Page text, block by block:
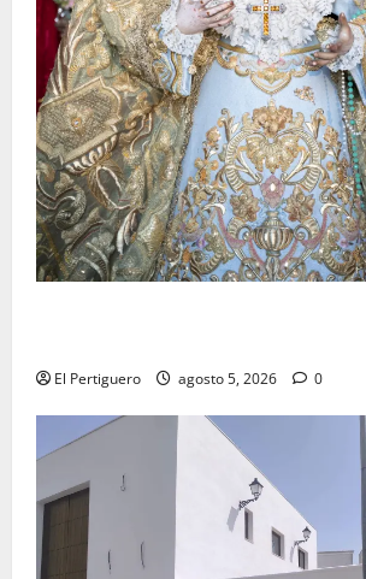
El Pertiguero agosto 5, 2026 0